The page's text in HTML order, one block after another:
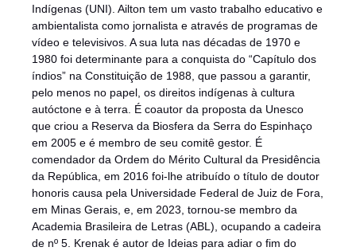
Indígenas (UNI). Ailton tem um vasto trabalho educativo e
ambientalista como jornalista e através de programas de
vídeo e televisivos. A sua luta nas décadas de 1970 e
1980 foi determinante para a conquista do “Capítulo dos
índios” na Constituição de 1988, que passou a garantir,
pelo menos no papel, os direitos indígenas à cultura
autóctone e à terra. É coautor da proposta da Unesco
que criou a Reserva da Biosfera da Serra do Espinhaço
em 2005 e é membro de seu comitê gestor. É
comendador da Ordem do Mérito Cultural da Presidência
da República, em 2016 foi-lhe atribuído o título de doutor
honoris causa pela Universidade Federal de Juiz de Fora,
em Minas Gerais, e, em 2023, tornou-se membro da
Academia Brasileira de Letras (ABL), ocupando a cadeira
de nº 5. Krenak é autor de Ideias para adiar o fim do